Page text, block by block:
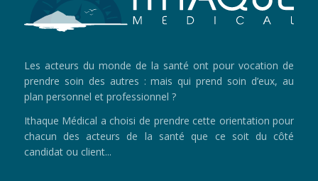
Les acteurs du monde de la santé ont pour vocation de
prendre soin des autres : mais qui prend soin d’eux, au
plan personnel et professionnel ?
Ithaque Médical a choisi de prendre cette orientation pour
chacun des acteurs de la santé que ce soit du côté
candidat ou client...